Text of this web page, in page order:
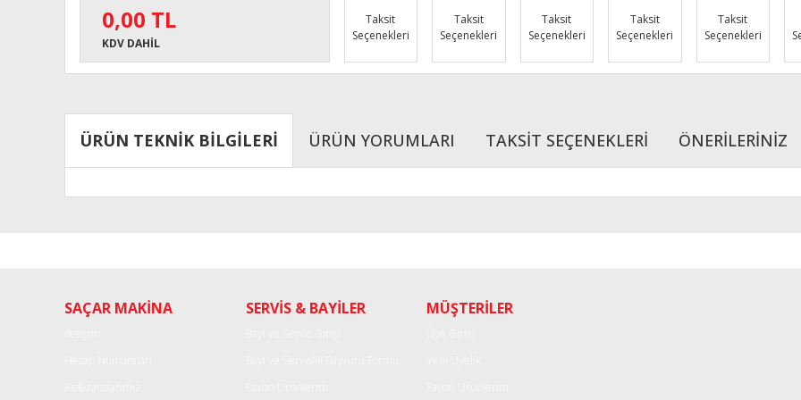
0,00 TL
KDV DAHİL
Taksit
Seçenekleri
Taksit
Seçenekleri
Taksit
Seçenekleri
Taksit
Seçenekleri
Taksit
Seçenekleri
ÜRÜN TEKNİK BİLGİLERİ ÜRÜN YORUMLARI TAKSİT SEÇENEKLERİ ÖNERİLERİNİZ
Ürün açıklamasında eksik bilgiler bulunuyor.
SAÇAR MAKİNA SERVİS & BAYİLER MÜŞTERİLER